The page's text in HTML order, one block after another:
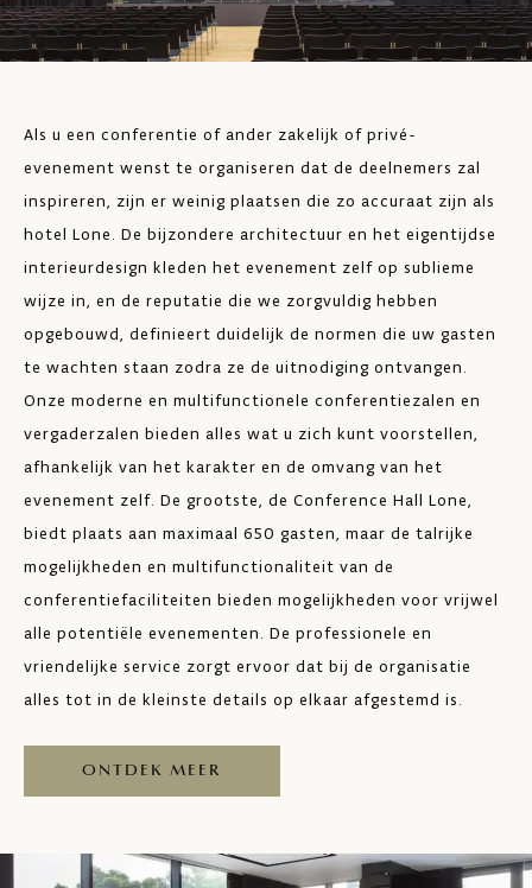
Als u een conferentie of ander zakelijk of privé-
evenement wenst te organiseren dat de deelnemers zal
inspireren, zijn er weinig plaatsen die zo accuraat zijn als
hotel Lone. De bijzondere architectuur en het eigentijdse
interieurdesign kleden het evenement zelf op sublieme
wijze in, en de reputatie die we zorgvuldig hebben
opgebouwd, definieert duidelijk de normen die uw gasten
te wachten staan zodra ze de uitnodiging ontvangen.
Onze moderne en multifunctionele conferentiezalen en
vergaderzalen bieden alles wat u zich kunt voorstellen,
afhankelijk van het karakter en de omvang van het
evenement zelf. De grootste, de Conference Hall Lone,
biedt plaats aan maximaal 650 gasten, maar de talrijke
mogelijkheden en multifunctionaliteit van de
conferentiefaciliteiten bieden mogelijkheden voor vrijwel
alle potentiële evenementen. De professionele en
vriendelijke service zorgt ervoor dat bij de organisatie
alles tot in de kleinste details op elkaar afgestemd is.
ONTDEK MEER